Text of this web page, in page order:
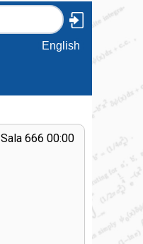
English
Sala 666 00:00